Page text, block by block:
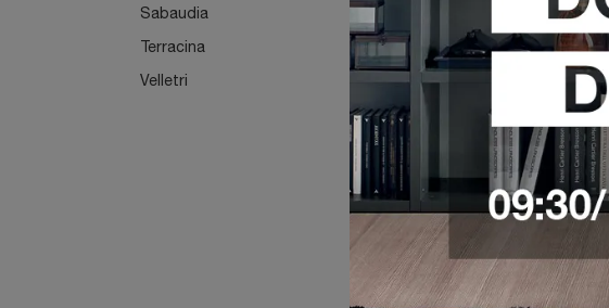
Sabaudia
Terracina
Velletri
VEDI DI PIÙ
START-
TIME J 03
ARMONIA